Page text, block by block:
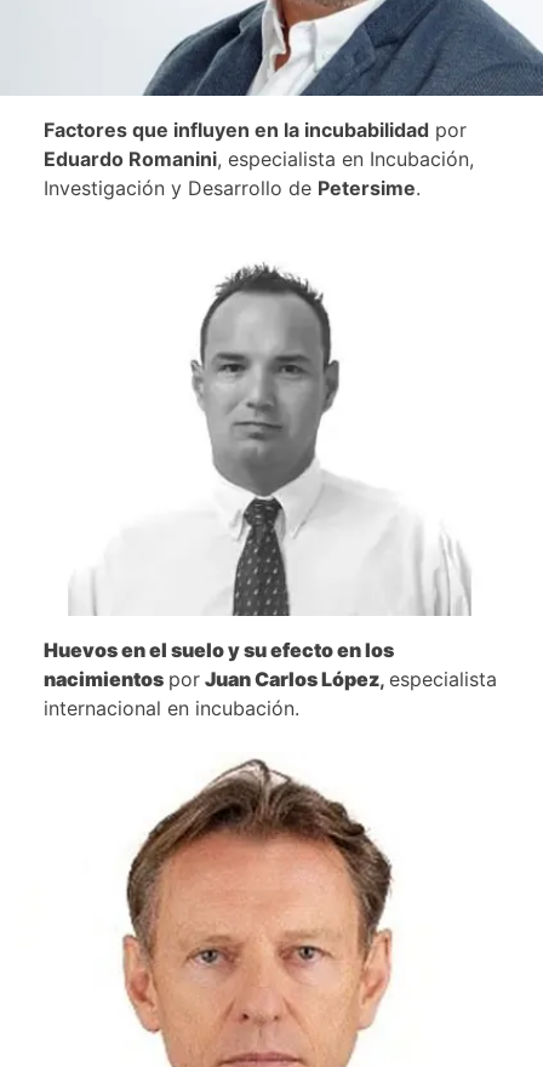
Factores que influyen en la incubabilidad por
Eduardo Romanini, especialista en Incubación,
Investigación y Desarrollo de Petersime.
Huevos en el suelo y su efecto en los
nacimientos por Juan Carlos López, especialista
internacional en incubación.